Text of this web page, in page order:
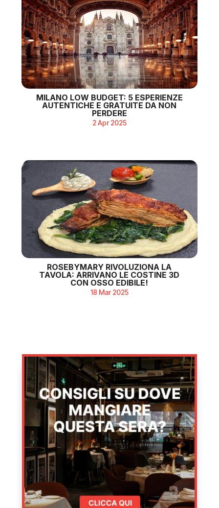
MILANO LOW BUDGET: 5 ESPERIENZE
AUTENTICHE E GRATUITE DA NON
PERDERE
2 Apr 2025
ROSEBYMARY RIVOLUZIONA LA
TAVOLA: ARRIVANO LE COSTINE 3D
CON OSSO EDIBILE!
18 Mar 2025